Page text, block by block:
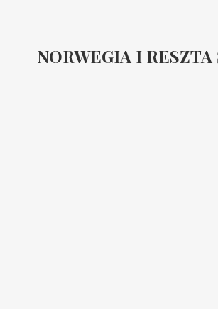
NORWEGIA I RESZTA